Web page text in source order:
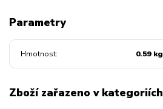
Parametry
Hmotnost 0.59 kg
Zboží zařazeno v kategoriích